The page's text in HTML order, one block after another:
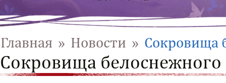
Главная » Новости » Сокровища
Сокровища